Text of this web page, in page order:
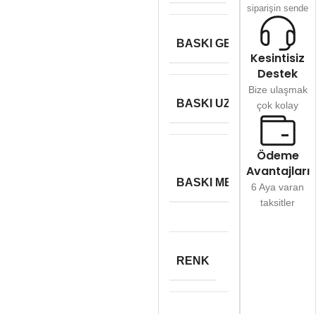
BASKI GENIŞLIĞI
BASKI UZUNLUĞU –
BASKI METODU
RENK
siparişin sende
Kesintisiz
Destek
Bize ulaşmak
çok kolay
Ödeme
Avantajları
6 Aya varan
taksitler